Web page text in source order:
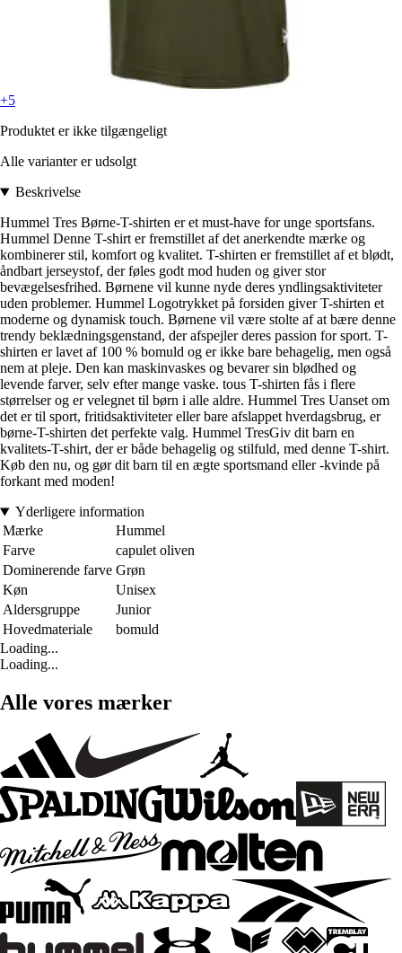
+5
Produktet er ikke tilgængeligt
Alle varianter er udsolgt
Beskrivelse
Hummel Tres Børne-T-shirten er et must-have for unge sportsfans.
Hummel Denne T-shirt er fremstillet af det anerkendte mærke og
kombinerer stil, komfort og kvalitet. T-shirten er fremstillet af et blødt,
åndbart jerseystof, der føles godt mod huden og giver stor
bevægelsesfrihed. Børnene vil kunne nyde deres yndlingsaktiviteter
uden problemer. Hummel Logotrykket på forsiden giver T-shirten et
moderne og dynamisk touch. Børnene vil være stolte af at bære denne
trendy beklædningsgenstand, der afspejler deres passion for sport. T-
shirten er lavet af 100 % bomuld og er ikke bare behagelig, men også
nem at pleje. Den kan maskinvaskes og bevarer sin blødhed og
levende farver, selv efter mange vaske. tous T-shirten fås i flere
størrelser og er velegnet til børn i alle aldre. Hummel Tres Uanset om
det er til sport, fritidsaktiviteter eller bare afslappet hverdagsbrug, er
børne-T-shirten det perfekte valg. Hummel TresGiv dit barn en
kvalitets-T-shirt, der er både behagelig og stilfuld, med denne T-shirt.
Køb den nu, og gør dit barn til en ægte sportsmand eller -kvinde på
forkant med moden!
Yderligere information
Mærke
Hummel
Farve
capulet oliven
Dominerende farve Grøn
Køn
Unisex
Aldersgruppe
Junior
Hovedmateriale
bomuld
Loading...
Loading...
Alle vores mærker